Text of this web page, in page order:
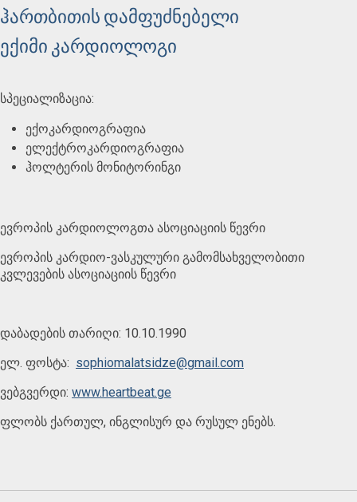
ჰართბითის დამფუძნებელი
ექიმი კარდიოლოგი
სპეციალიზაცია:
ექოკარდიოგრაფია
ელექტროკარდიოგრაფია
ჰოლტერის მონიტორინგი
ევროპის კარდიოლოგთა ასოციაციის წევრი
ევროპის კარდიო-ვასკულური გამომსახველობითი
კვლევების ასოციაციის წევრი
დაბადების თარიღი: 10.10.1990
ელ. ფოსტა: sophiomalatsidze@gmail.com
ვებგვერდი: www.heartbeat.ge
ფლობს ქართულ, ინგლისურ და რუსულ ენებს.